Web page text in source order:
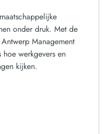
onder druk. Met de
Management
werkgevers en
kijken.